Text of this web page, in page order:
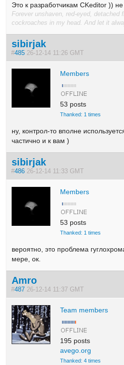
Это к разработчикам CKeditor ))
Forever unshaven, red-eyed, detached
cockroaches in my head. And let it
sibirjak
#485 26-12-14 11:26 GMT
Members
53 posts
Thanked: 1 times
ну, контрол-то вполне
частично и к вам )
sibirjak
#486 26-12-14 11:33 GMT
Members
53 posts
Thanked: 1 times
вероятно, это проблема
мере, ок.
Amro
#487 26-12-14 11:37 GMT
Team members
195 posts
avego.org
Thanked: 4 times